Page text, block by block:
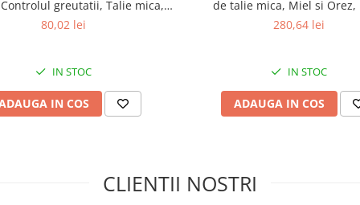
В1 (3а821): 3,6, vitamina В2
0,05, vitamina B5 (D-
0,38,
fier (3b103): 40,7, iod
tehnic pură (3с301): 2 000.
de origine natural:
greutatii, Talie mica,
Curcan, 5kg
80,02 lei
IN STOC
IN COS
de talie mica, Miel si Orez,
280,64 lei
IN STOC
ADAUGA IN COS
CLIENTII NOSTRI